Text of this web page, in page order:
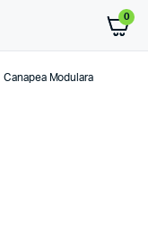
0
Canapea Modulara